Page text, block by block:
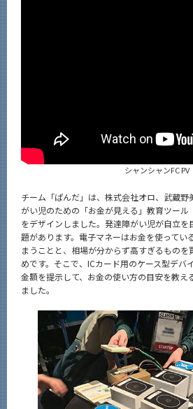
シャンシャンFC PV
チーム「ぱんだ」は、株式会社オロ、武蔵
がい児のための「お金が見える」教育ツール
をデザインしました。発達障がい児が自立
題があります。電子マネーはお金を使ってい
まうことと、相場が分からず高すぎるものを
めです。そこで、ICカード用のケース型デバ
金額を提示して、お金の使い方の目安を教え
ました。